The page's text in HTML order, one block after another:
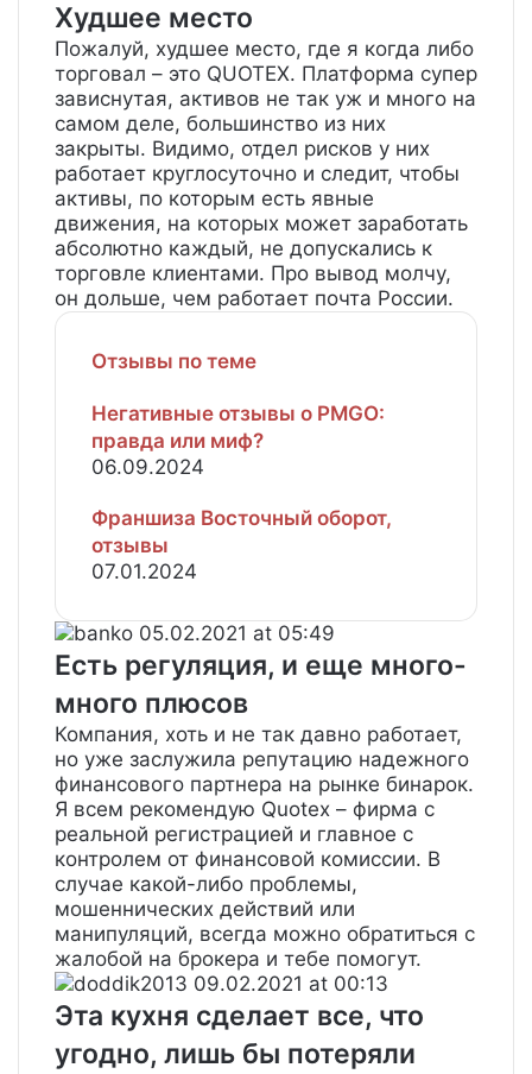
Худшее место
Пожалуй, худшее место, где я когда либо
торговал – это QUOTEX. Платформа супер
зависнутая, активов не так уж и много на
самом деле, большинство из них
закрыты. Видимо, отдел рисков у них
работает круглосуточно и следит, чтобы
активы, по которым есть явные
движения, на которых может заработать
абсолютно каждый, не допускались к
торговле клиентами. Про вывод молчу,
он дольше, чем работает почта России.
Отзывы по теме
Негативные отзывы о PMGO:
правда или миф?
06.09.2024
Франшиза Восточный оборот,
отзывы
07.01.2024
banko 05.02.2021 at 05:49
Есть регуляция, и еще много-
много плюсов
Компания, хоть и не так давно работает,
но уже заслужила репутацию надежного
финансового партнера на рынке бинарок.
Я всем рекомендую Quotex – фирма с
реальной регистрацией и главное с
контролем от финансовой комиссии. В
случае какой-либо проблемы,
мошеннических действий или
манипуляций, всегда можно обратиться с
жалобой на брокера и тебе помогут.
doddik2013 09.02.2021 at 00:13
Эта кухня сделает все, что
угодно, лишь бы потеряли